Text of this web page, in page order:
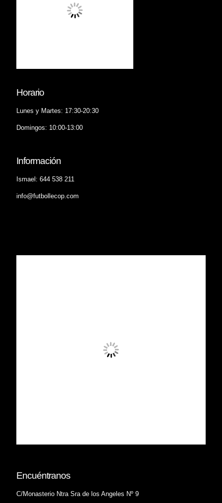
Horario
Lunes y Martes: 17:30-20:30
Domingos: 10:00-13:00
Información
Ismael: 644 538 211
info@futbollecop.com
Encuéntranos
C/Monasterio Ntra Sra de los Angeles Nº 9